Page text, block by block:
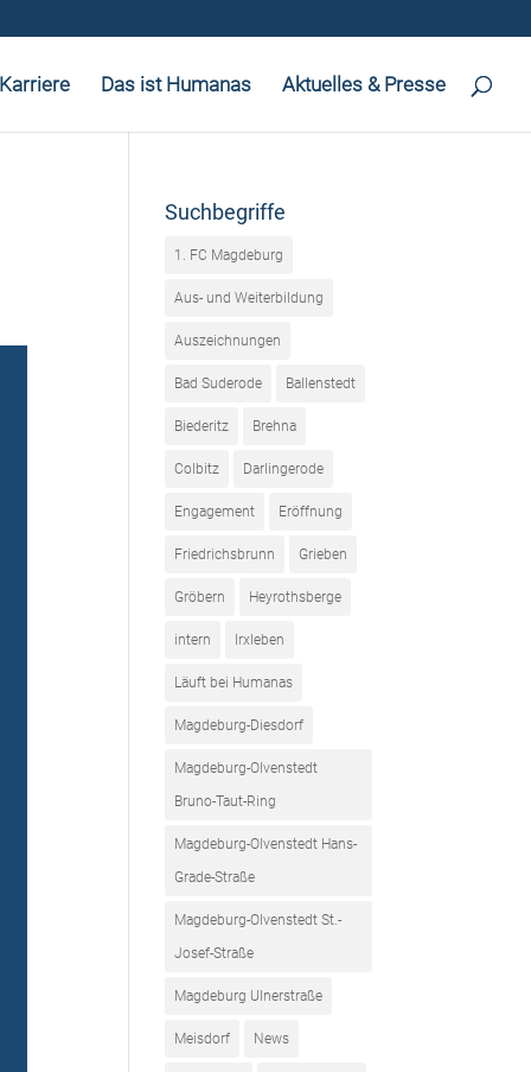
Das ist Humanas Aktuelles & Presse
Suchbegriffe
1. FC Magdeburg
Aus- und Weiterbildung
Auszeichnungen
Bad Suderode Ballenstedt
Biederitz Brehna
Colbitz Darlingerode
Engagement Eröffnung
Friedrichsbrunn Grieben
Gröbern Heyrothsberge
intern Irxleben
Läuft bei Humanas
Magdeburg-Diesdorf
Magdeburg-Olvenstedt
Bruno-Taut-Ring
Magdeburg-Olvenstedt Hans-
Grade-Straße
Magdeburg-Olvenstedt St.-
Josef-Straße
Magdeburg Ulnerstraße
Meisdorf News